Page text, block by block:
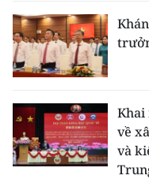
Khai
về
và